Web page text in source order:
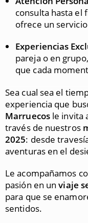
consulta hasta el
ofrece un
Experiencias
pareja o en
que cada
Sea cual sea el
experiencia que
Marruecosle invita
través de nuestros
2025: desde
aventuras en el
Le acompañamos
pasión en unviaje
para que se
sentidos.